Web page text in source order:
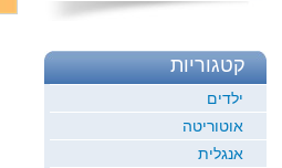
קטגוריות
ילדים
אוטוריטה
אנגלית